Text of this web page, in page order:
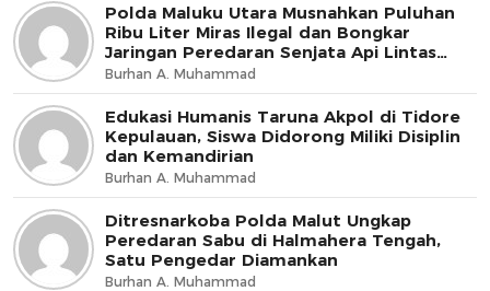
Polda Maluku Utara Musnahkan Puluhan
Ribu Liter Miras Ilegal dan Bongkar
Jaringan Peredaran Senjata Api Lintas
Negara
Burhan A. Muhammad
Edukasi Humanis Taruna Akpol di Tidore
Kepulauan, Siswa Didorong Miliki Disiplin
dan Kemandirian
Burhan A. Muhammad
Ditresnarkoba Polda Malut Ungkap
Peredaran Sabu di Halmahera Tengah,
Satu Pengedar Diamankan
Burhan A. Muhammad